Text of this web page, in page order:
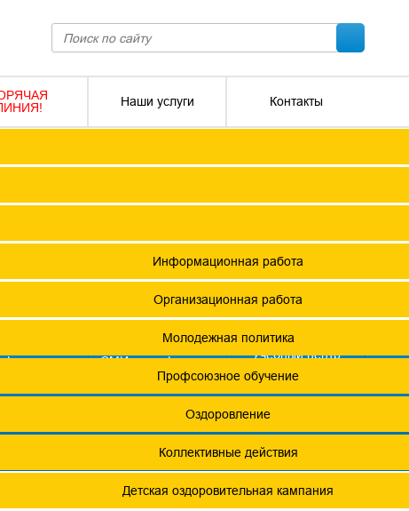
Решения Советов Федерации
Постановления президиумов
проведения специальной оценки условий труда (СОУТ)
конференция МОТ- ФНПР
Информационная работа
Организационная работа
Молодежная политика
Профсоюзное обучение
Оздоровление
Коллективные действия
Детская оздоровительная кампания
Наши услуги Контакты
СМИ о профсоюзах
Учебный центр